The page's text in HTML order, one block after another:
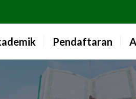
Pendaftaran